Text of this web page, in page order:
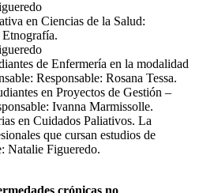
en Ciencias de la Salud:
Etnografía.
de Enfermería en la modalidad
Responsable: Rosana Tessa.
en Proyectos de Gestión –
Ivanna Marmissolle.
en Cuidados Paliativos. La
que cursan estudios de
Natalie Figueredo.
crónicas no